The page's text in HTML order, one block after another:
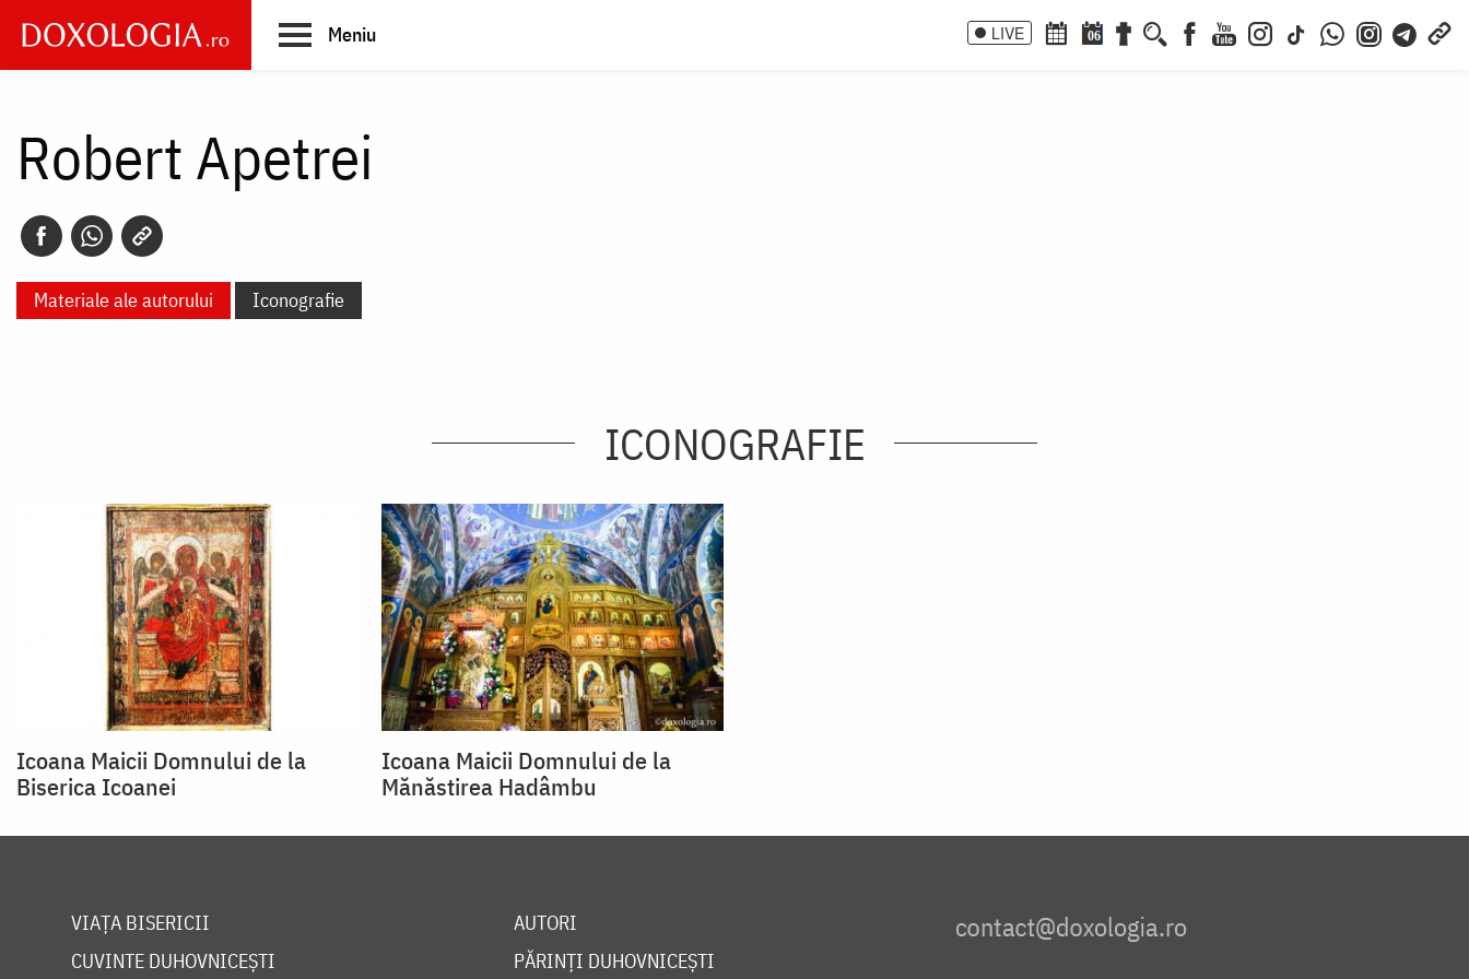
main
Meniu LIVE 06
Robert Apetrei
Materiale ale autorului Iconografie
ICONOGRAFIE
Icoana Maicii Domnului de la
Biserica Icoanei
Icoana Maicii Domnului de la
Mănăstirea Hadâmbu
VIAȚA BISERICII
CUVINTE DUHOVNICEȘTI
AUTORI
PĂRINȚI DUHOVNICEȘTI